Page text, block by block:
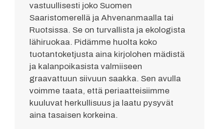
vastuullisesti joko Suomen
Saaristomerellä ja Ahvenanmaalla tai
Ruotsissa. Se on turvallista ja ekologista
lähiruokaa. Pidämme huolta koko
tuotantoketjusta aina kirjolohen mädistä
ja kalanpoikasista valmiiseen
graavattuun siivuun saakka. Sen avulla
voimme taata, että periaatteisiimme
kuuluvat herkullisuus ja laatu pysyvät
aina tasaisen korkeina.